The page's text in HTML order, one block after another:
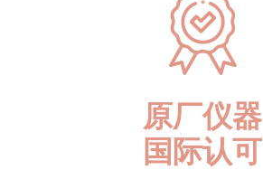
原厂仪器
国际认可